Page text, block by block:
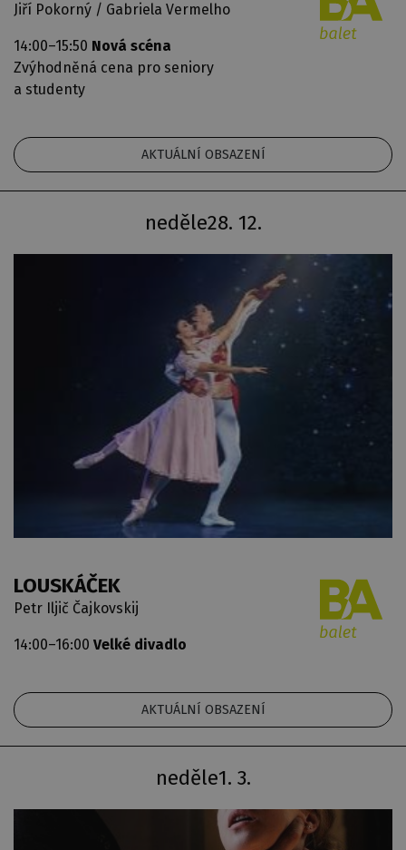
Jiří Pokorný / Gabriela Vermelho
14:00–15:50 Nová scéna
Zvýhodněná cena pro seniory
a studenty
AKTUÁLNÍ OBSAZENÍ
28. 12.
neděle
LOUSKÁČEK
Petr Iljič Čajkovskij
14:00–16:00 Velké divadlo
AKTUÁLNÍ OBSAZENÍ
1. 3.
neděle